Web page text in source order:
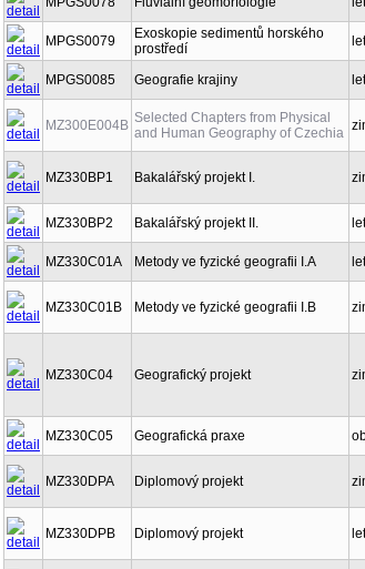
MPGS0079
Exoskopie sedimentů horského
prostředí
MPGS0085 Geografie krajiny
MZ300E004B Selected Chapters from Physical
and Human Geography of Czechia
MZ330BP1 Bakalářský projekt I.
MZ330BP2 Bakalářský projekt II.
MZ330C01A Metody ve fyzické geografii I.A
MZ330C01B Metody ve fyzické geografii I.B
MZ330C04 Geografický projekt
MZ330C05 Geografická praxe
MZ330DPA Diplomový projekt
MZ330DPB Diplomový projekt